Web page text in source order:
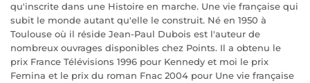
qu'inscrite dans une Histoire en marche. Une vie française qui
subit le monde autant qu'elle le construit. Né en 1950 à
Toulouse où il réside Jean-Paul Dubois est l'auteur de
nombreux ouvrages disponibles chez Points. Il a obtenu le
prix France Télévisions 1996 pour Kennedy et moi le prix
Femina et le prix du roman Fnac 2004 pour Une vie française